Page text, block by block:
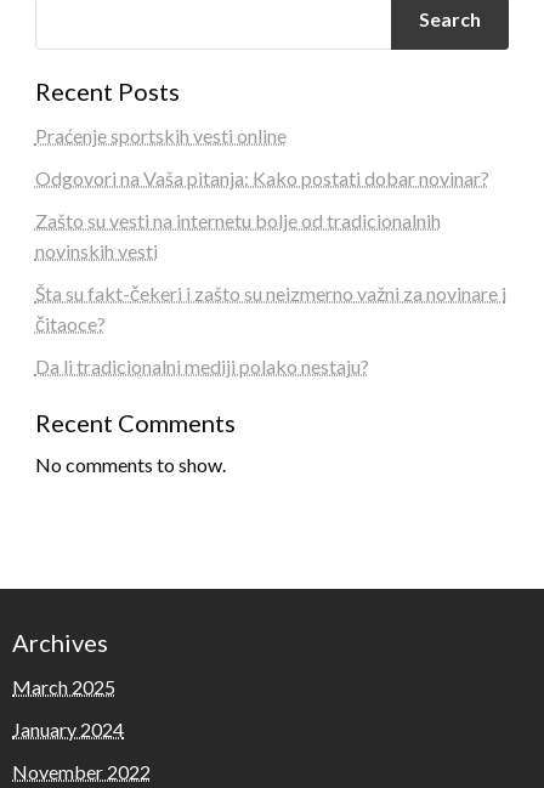
Search
Recent Posts
Praćenje sportskih vesti online
Odgovori na Vaša pitanja: Kako postati dobar novinar?
Zašto su vesti na internetu bolje od tradicionalnih
novinskih vesti
Šta su fakt-čekeri i zašto su neizmerno važni za novinare i
čitaoce?
Da li tradicionalni mediji polako nestaju?
Recent Comments
No comments to show.
Archives
March 2025
January 2024
November 2022